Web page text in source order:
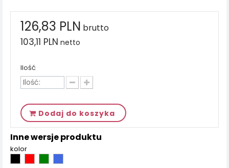
126,83 PLN brutto
103,11 PLN netto
Ilość
Dodaj do koszyka
Inne wersje produktu
kolor